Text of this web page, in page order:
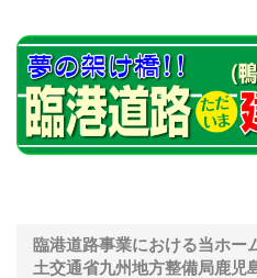
臨港道路事業における当ホー
土交通省九州地方整備局鹿児